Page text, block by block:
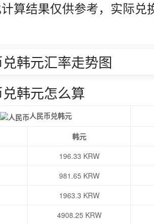
算结果仅供参考，实际
韩元汇率走势图
韩元怎么算
人民币兑韩元
韩元
196.33 KRW
981.65 KRW
1963.3 KRW
4908.25 KRW